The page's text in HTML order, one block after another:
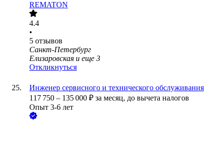
REMATON
4.4
•
5 отзывов
Санкт-Петербург
Елизаровская и еще 3
Откликнуться
Инженер сервисного и технического обслуживания
117 750 – 135 000 ₽ за месяц, до вычета налогов
Опыт 3-6 лет